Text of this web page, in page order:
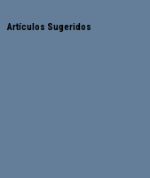
Artículos Sugeridos